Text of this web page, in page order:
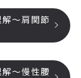
～肩関節
～慢性腰